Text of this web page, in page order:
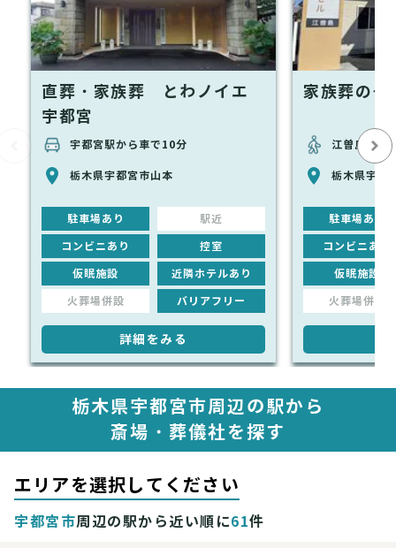
直葬・家族葬 とわノイエ
宇都宮
宇都宮駅から車で10分
栃木県宇都宮市山本
駐車場あり 駅近
コンビニあり 控室
仮眠施設 近隣ホテルあり
火葬場併設 バリアフリー
詳細をみる
家族葬のタ
江曽島駅か
栃木県宇都
駐車場あり
コンビニあり
仮眠施設
火葬場併設
栃木県宇都宮市周辺の駅から
斎場・葬儀社を探す
エリアを選択してください
宇都宮市周辺の駅から近い順に61件